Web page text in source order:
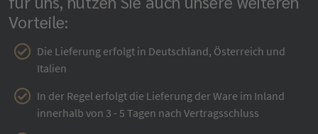
Vorteile:
Die Lieferung erfolgt in Deutschland, Österreich und
Italien
In der Regel erfolgt die Lieferung der Ware im Inland
innerhalb von 3 - 5 Tagen nach Vertragsschluss